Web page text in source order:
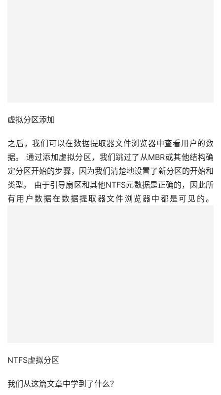
虚拟分区添加
之后，我们可以在数据提取器文件浏览器中查看用户的数
据。 通过添加虚拟分区，我们跳过了从MBR或其他结构确
定分区开始的步骤，因为我们清楚地设置了新分区的开始和
类型。 由于引导扇区和其他NTFS元数据是正确的，因此所
有用户数据在数据提取器文件浏览器中都是可见的。
NTFS虚拟分区
我们从这篇文章中学到了什么？